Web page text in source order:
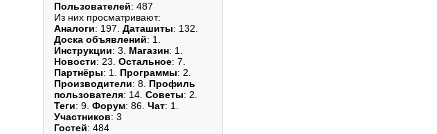
Пользователей: 487
Из них просматривают:
Аналоги: 197. Даташиты: 132.
Доска объявлений: 1.
Инструкции: 3. Магазин: 1.
Новости: 23. Остальное: 7.
Партнёры: 1. Программы: 2.
Производители: 8. Профиль
пользователя: 14. Советы: 2.
Теги: 9. Форум: 86. Чат: 1.
Участников: 3
Гостей: 484